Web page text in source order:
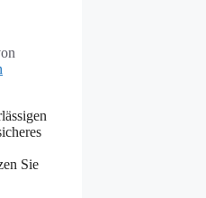
Sie